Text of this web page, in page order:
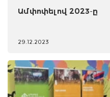
Ամփոփելով 2023-ը
29.12.2023